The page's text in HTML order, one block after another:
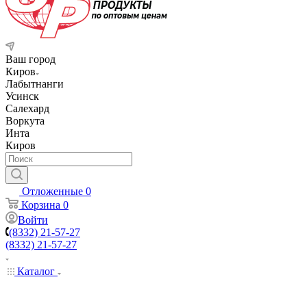
Ваш город
Киров
Лабытнанги
Усинск
Салехард
Воркута
Инта
Киров
Отложенные 0
Корзина 0
Войти
(8332) 21-57-27
(8332) 21-57-27
Каталог